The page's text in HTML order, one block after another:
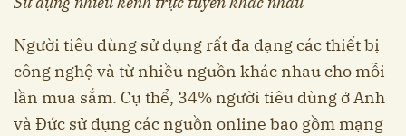
Người tiêu dùng sử dụng rất đa dạng các thiết bị
công nghệ và từ nhiều nguồn khác nhau cho mỗi
lần mua sắm. Cụ thể, 34% người tiêu dùng ở Anh
và Đức sử dụng các nguồn online bao gồm mạng